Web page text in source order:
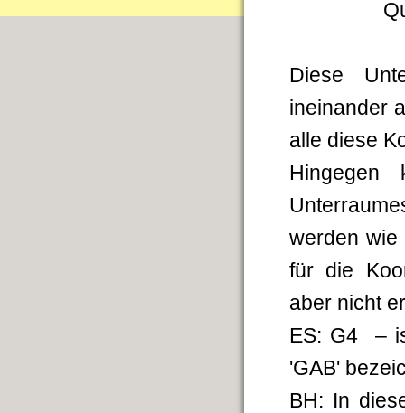
Diese
ineinander
alle diese
werden wie
für die
aber nicht
ES: G4 –
'GAB'
BH: In